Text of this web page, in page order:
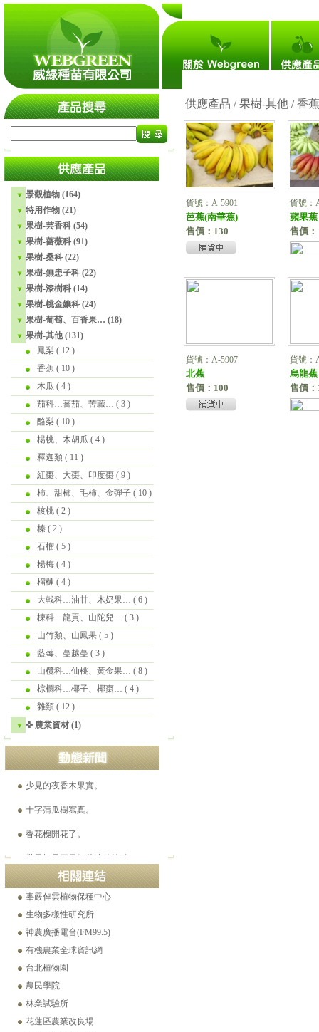
景觀植物 (164)
特用作物 (21)
果樹-芸香科 (54)
果樹-薔薇科 (91)
果樹-桑科 (22)
果樹-無患子科 (22)
果樹-漆樹科 (14)
果樹-桃金孃科 (24)
果樹-葡萄、百香果… (18)
果樹-其他 (131)
鳳梨 ( 12 )
香蕉 ( 10 )
木瓜 ( 4 )
茄科…蕃茄、苦蘵…
( 3 )
酪梨 ( 10 )
楊桃、木胡瓜 ( 4 )
釋迦類 ( 11 )
紅棗、大棗、印度棗 ( 9 )
柿、甜柿、毛柿、金彈子 ( 10 )
核桃 ( 2 )
榛 ( 2 )
石榴 ( 5 )
楊梅 ( 4 )
榴槤 ( 4 )
大戟科…油甘、木奶果…
( 6 )
楝科…龍貢、山陀兒…
( 3 )
山竹類、山鳳果 ( 5 )
藍莓、蔓越蔓 ( 3 )
山欖科…仙桃、黃金果…
( 8 )
棕櫚科…椰子、椰棗…
( 4 )
雜類 ( 12 )
✜ 農業資材 (1)
平地蘋果實拍。2021-07-23
溫帶梨平地結果。2021-05-15
☎ 工程苗木產品目錄 (Ver.16)
美國爺爺花25年，找到千種「絕跡蘋果」。
✜ 超高負離子元件 詳細說明
白花野牡丹逆轉腎病之舊刊登載。(2021-12-26)
辜嚴倬雲植物保種中心
生物多樣性研究所
神農廣播電台(FM99.5)
有機農業全球資訊網
台北植物園
農民學院
林業試驗所
花蓮區農業改良場
供應產品 / 果樹-其他 /香蕉
貨號：A-5901
芭蕉(南華蕉)
售價：130
貨號：
蘋果蕉
售價
貨號：A-5907
北蕉
售價：100
貨號：
烏龍蕉
售價